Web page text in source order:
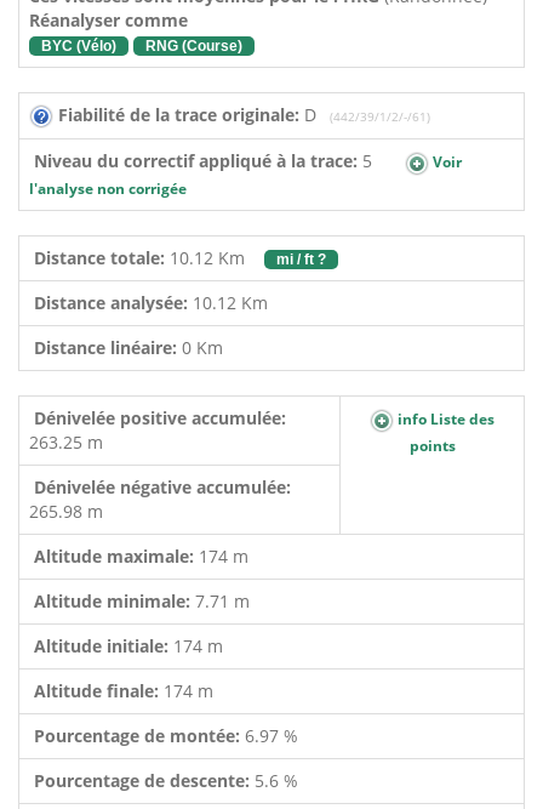
Réanalyser comme
BYC (Vélo) RNG (Course)
Fiabilité de la trace originale: D (442/39/1/2/-/61)
Niveau du correctif appliqué à la trace: 5
Voir
l'analyse non corrigée
Distance totale: 10.12 Km mi / ft ?
Distance analysée: 10.12 Km
Distance linéaire: 0 Km
Dénivelée positive accumulée:
263.25 m
info Liste des
points
Dénivelée négative accumulée:
265.98 m
Altitude maximale: 174 m
Altitude minimale: 7.71 m
Altitude initiale: 174 m
Altitude finale: 174 m
Pourcentage de montée: 6.97 %
Pourcentage de descente: 5.6 %